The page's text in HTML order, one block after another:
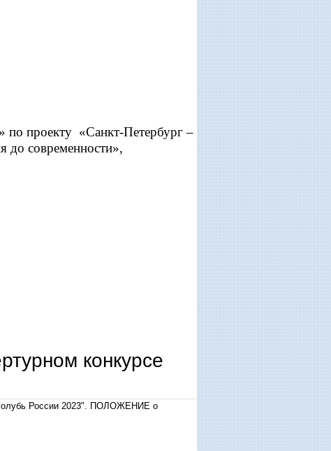
по проекту «Санкт-Петербург –
до современности»,
конкурсе
России 2023". ПОЛОЖЕНИЕ о